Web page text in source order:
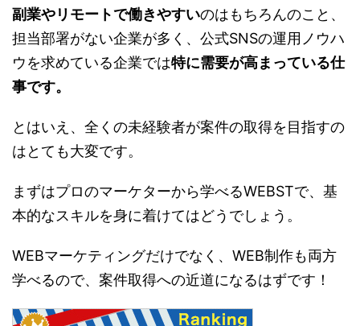
副業やリモートで働きやすいのはもちろんのこと、
担当部署がない企業が多く、公式SNSの運用ノウハ
ウを求めている企業では特に需要が高まっている仕
事です。
とはいえ、全くの未経験者が案件の取得を目指すの
はとても大変です。
まずはプロのマーケターから学べるWEBSTで、基
本的なスキルを身に着けてはどうでしょう。
WEBマーケティングだけでなく、WEB制作も両方
学べるので、案件取得への近道になるはずです！